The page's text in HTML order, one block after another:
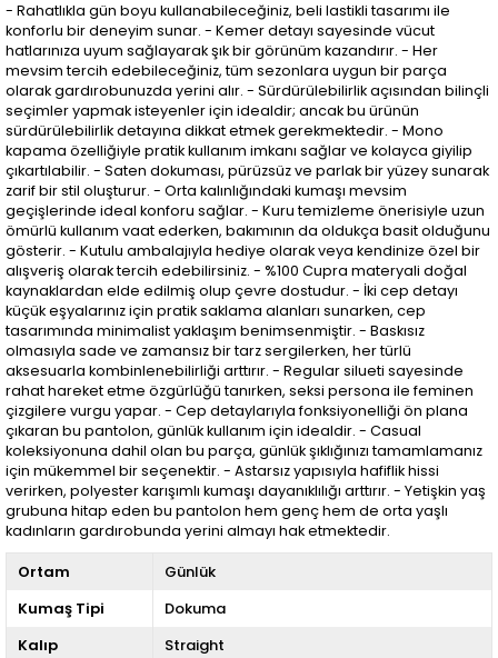
- Rahatlıkla gün boyu kullanabileceğiniz, beli lastikli tasarımı ile
konforlu bir deneyim sunar. - Kemer detayı sayesinde vücut
hatlarınıza uyum sağlayarak şık bir görünüm kazandırır. - Her
mevsim tercih edebileceğiniz, tüm sezonlara uygun bir parça
olarak gardırobunuzda yerini alır. - Sürdürülebilirlik açısından bilinçli
seçimler yapmak isteyenler için idealdir; ancak bu ürünün
sürdürülebilirlik detayına dikkat etmek gerekmektedir. - Mono
kapama özelliğiyle pratik kullanım imkanı sağlar ve kolayca giyilip
çıkartılabilir. - Saten dokuması, pürüzsüz ve parlak bir yüzey sunarak
zarif bir stil oluşturur. - Orta kalınlığındaki kumaşı mevsim
geçişlerinde ideal konforu sağlar. - Kuru temizleme önerisiyle uzun
ömürlü kullanım vaat ederken, bakımının da oldukça basit olduğunu
gösterir. - Kutulu ambalajıyla hediye olarak veya kendinize özel bir
alışveriş olarak tercih edebilirsiniz. - %100 Cupra materyali doğal
kaynaklardan elde edilmiş olup çevre dostudur. - İki cep detayı
küçük eşyalarınız için pratik saklama alanları sunarken, cep
tasarımında minimalist yaklaşım benimsenmiştir. - Baskısız
olmasıyla sade ve zamansız bir tarz sergilerken, her türlü
aksesuarla kombinlenebilirliği arttırır. - Regular silueti sayesinde
rahat hareket etme özgürlüğü tanırken, seksi persona ile feminen
çizgilere vurgu yapar. - Cep detaylarıyla fonksiyonelliği ön plana
çıkaran bu pantolon, günlük kullanım için idealdir. - Casual
koleksiyonuna dahil olan bu parça, günlük şıklığınızı tamamlamanız
için mükemmel bir seçenektir. - Astarsız yapısıyla hafiflik hissi
verirken, polyester karışımlı kumaşı dayanıklılığı arttırır. - Yetişkin yaş
grubuna hitap eden bu pantolon hem genç hem de orta yaşlı
kadınların gardırobunda yerini almayı hak etmektedir.
Ortam
Günlük
Kumaş Tipi
Dokuma
Kalıp
Straight